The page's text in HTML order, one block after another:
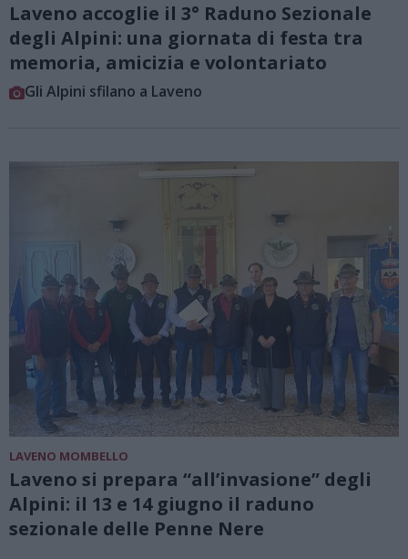
Laveno accoglie il 3° Raduno Sezionale
degli Alpini: una giornata di festa tra
memoria, amicizia e volontariato
Gli Alpini sfilano a Laveno
LAVENO MOMBELLO
Laveno si prepara “all’invasione” degli
Alpini: il 13 e 14 giugno il raduno
sezionale delle Penne Nere